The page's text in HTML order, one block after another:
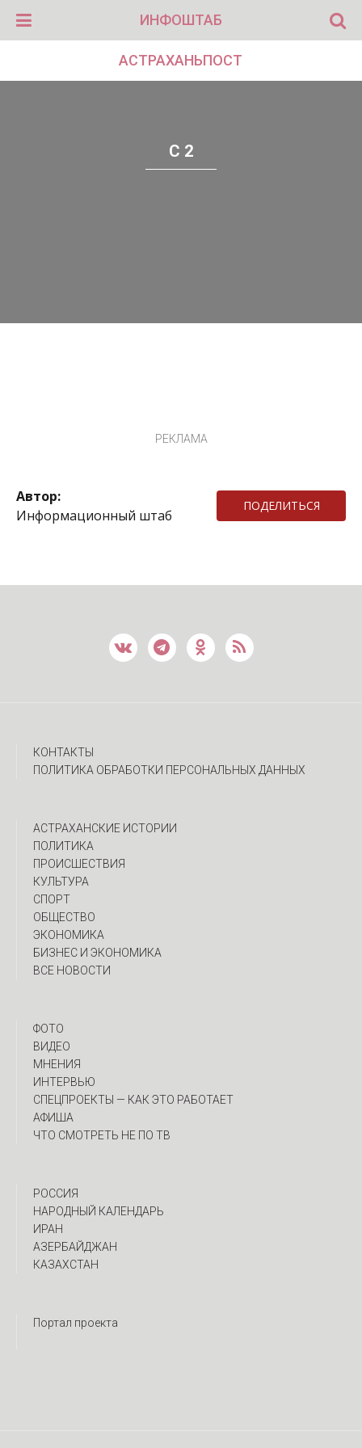
ИНФОШТАБ
АСТРАХАНЬПОСТ
С 2
РЕКЛАМА
Автор:
Информационный штаб
ПОДЕЛИТЬСЯ
КОНТАКТЫ
ПОЛИТИКА ОБРАБОТКИ ПЕРСОНАЛЬНЫХ ДАННЫХ
АСТРАХАНСКИЕ ИСТОРИИ
ПОЛИТИКА
ПРОИСШЕСТВИЯ
КУЛЬТУРА
СПОРТ
ОБЩЕСТВО
ЭКОНОМИКА
БИЗНЕС И ЭКОНОМИКА
ВСЕ НОВОСТИ
ФОТО
ВИДЕО
МНЕНИЯ
ИНТЕРВЬЮ
CПЕЦПРОЕКТЫ — КАК ЭТО РАБОТАЕТ
АФИША
ЧТО СМОТРЕТЬ НЕ ПО ТВ
РОССИЯ
НАРОДНЫЙ КАЛЕНДАРЬ
ИРАН
АЗЕРБАЙДЖАН
КАЗАХСТАН
Портал проекта